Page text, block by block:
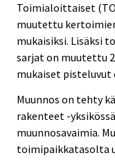
Toimialoittaiset
muutettu
mukaisiksi. Lisäksi
sarjat on muutettu
mukaiset pisteluvut
Muunnos on tehty
rakenteet -
muunnosavaimia.
toimipaikkatasolta